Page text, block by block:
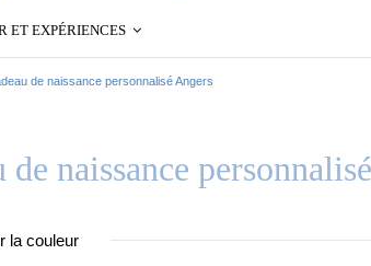
ET EXPÉRIENCES
de naissance personnalisé Angers
de naissance
la couleur